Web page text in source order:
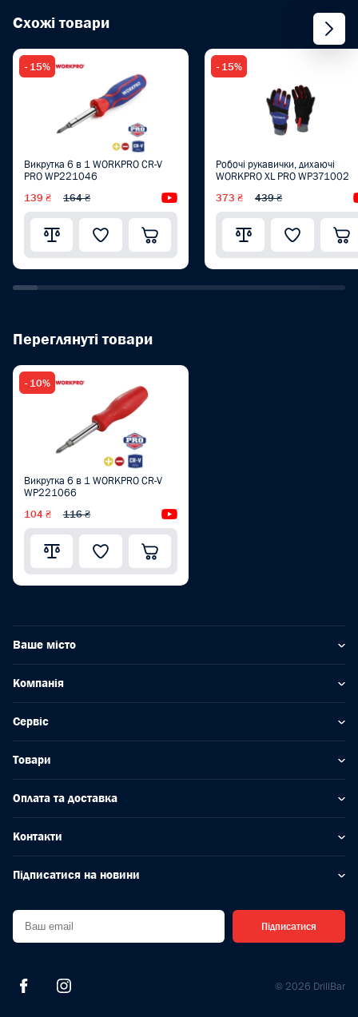
Схожі товари
- 15%
Викрутка 6 в 1 WORKPRO CR-V
PRO WP221046
139 ₴ 164 ₴ Відеоогляд
- 15%
Робочі рукавички, дихаючі
WORKPRO XL PRO WP371002
373 ₴ 439 ₴
Переглянуті товари
- 10%
Викрутка 6 в 1 WORKPRO CR-V
WP221066
104 ₴ 116 ₴
Ваше місто
Компанія
Сервіс
Товари
Оплата та доставка
Контакти
Підписатися на новини
Підписатися
© 2026 DrillBar